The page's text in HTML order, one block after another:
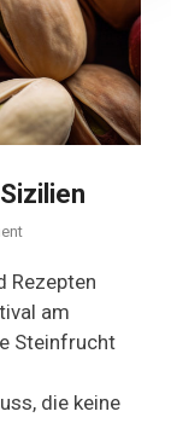
on
grünes
Glück
aus
Sizilien
Rezepten
am
Steinfrucht
die keine